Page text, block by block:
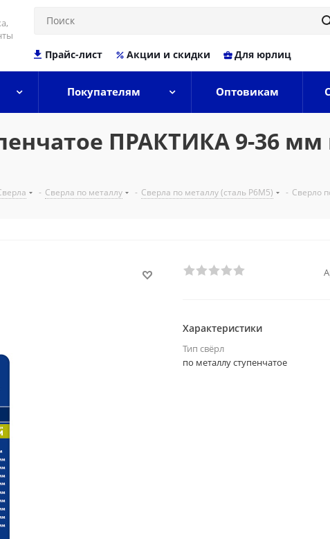
Прайс-лист Акции и скидки Для юрлиц
Покупателям Оптовикам
ПРАКТИКА 9-36
- Сверла по металлу - Сверла по металлу (сталь Р6М5) - Сверло
Характеристики
Тип свёрл
по металлу ступенчатое